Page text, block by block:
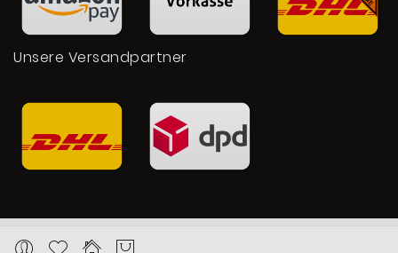
Unsere Versandpartner
Copyright © 2026 Karat24.net